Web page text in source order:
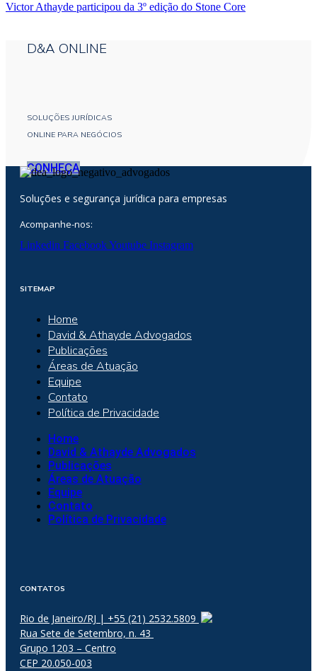
Victor Athayde participou da 3º edição do Stone Core
D&A ONLINE
SOLUÇÕES JURÍDICAS
ONLINE PARA NEGÓCIOS
CONHEÇA
Soluções e segurança jurídica para empresas
Acompanhe-nos:
Linkedin FacebookYoutube Instagram
SITEMAP
Home
David & Athayde Advogados
Publicações
Áreas de Atuação
Equipe
Contato
Política de Privacidade
Home
David & Athayde Advogados
Publicações
Áreas de Atuação
Equipe
Contato
Política de Privacidade
CONTATOS
Rio de Janeiro/RJ | +55 (21) 2532.5809
Rua Sete de Setembro, n. 43
Grupo 1203 – Centro
CEP 20.050-003